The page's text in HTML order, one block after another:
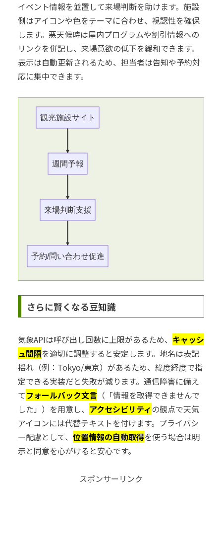
イベント情報を並置して来場判断を助けます。施設
側はアイコンや色をテーマに合わせ、視認性を確保
します。悪天候時は屋内プログラムや割引情報への
リンクを併記し、来場意欲の低下を緩和できます。
表示は自動更新されるため、担当者は告知や予約対
応に集中できます。
観光施設サイト
週間予報
来場判断支援
予約/問い合わせ促進
さらに賢くなる豆知識
気象APIは呼び出し回数に上限があるため、 キャッシ
ュ間隔を適切に調整すると安定します。地名は表記
揺れ（例：Tokyo/東京）があるため、緯度経度で指
定できる実装だと失敗が減ります。通信障害に備え
てフォールバック文言 （「情報を取得できませんで
した」）を用意し、 アクセシビリティ の観点で天気
アイコンには代替テキストを付けます。プライバシ
ー配慮として、 位置情報の自動取得を使う場合は明
示と同意を心がけると安心です。
スポンサーリンク